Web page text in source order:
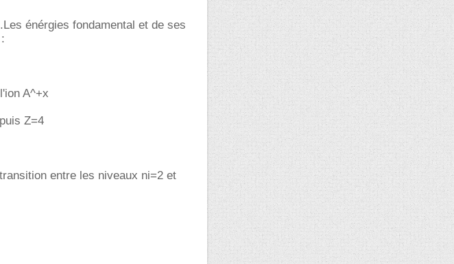
énérgies fondamental et de ses
A^+x
Z=4
entre les niveaux ni=2 et